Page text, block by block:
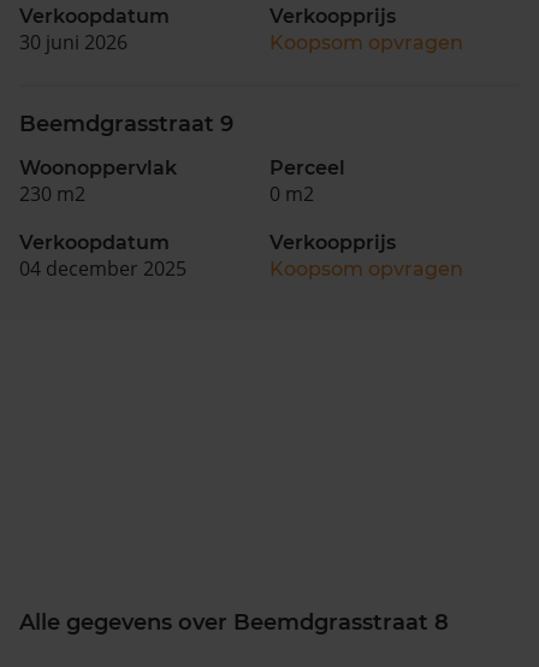
Verkoopdatum
30 juni 2026
Verkoopprijs
Koopsom opvragen
Beemdgrasstraat 9
Woonoppervlak
230 m2
Perceel
0 m2
Verkoopdatum
04 december 2025
Verkoopprijs
Koopsom opvragen
Alle gegevens over Beemdgrasstraat 8